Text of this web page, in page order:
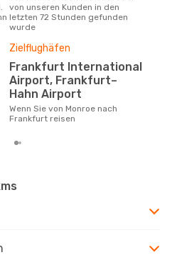
von unseren Kunden in den
letzten 72 Stunden gefunden
wurde
Zielflughäfen
Frankfurt International
Airport, Frankfurt–
Hahn Airport
Wenn Sie von Monroe nach
Frankfurt reisen